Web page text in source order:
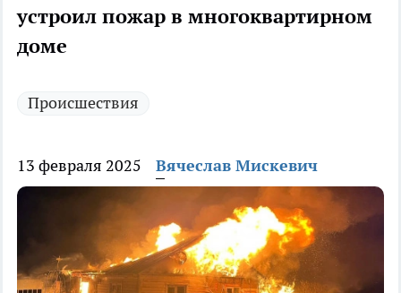
устроил пожар в многоквартирном
доме
Происшествия
13 февраля 2025 Вячеслав Мискевич